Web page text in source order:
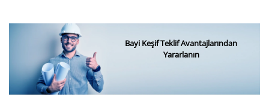
Bayi Keşif Teklif Avantajlarından
Yararlanın